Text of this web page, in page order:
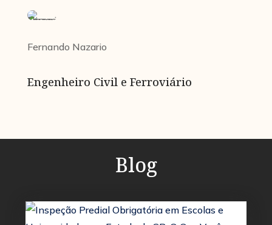
Fernando Nazario
Engenheiro Civil e Ferroviário
Blog